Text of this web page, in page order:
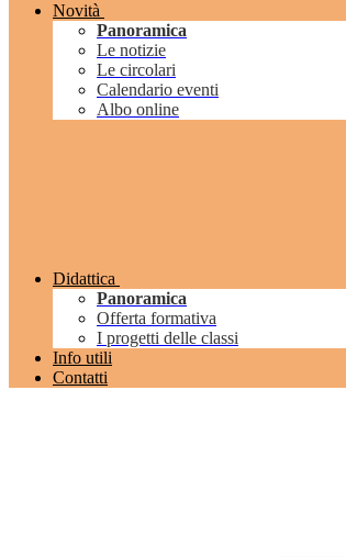
Novità
Panoramica
Le notizie
Le circolari
Calendario eventi
Albo online
Didattica
Panoramica
Offerta formativa
I progetti delle classi
Info utili
Contatti